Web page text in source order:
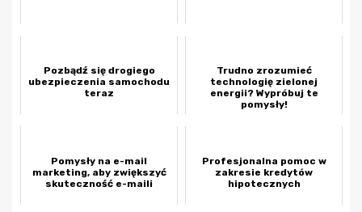
Pozbądź się drogiego
ubezpieczenia samochodu
teraz
Trudno zrozumieć
technologię zielonej
energii? Wypróbuj te
pomysły!
Pomysły na e-mail
marketing, aby zwiększyć
skuteczność e-maili
Profesjonalna pomoc w
zakresie kredytów
hipotecznych